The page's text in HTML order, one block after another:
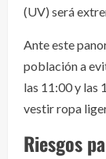
(UV) será
Ante este
población a
las 11:00 y las
vestir ropa
Riesgos